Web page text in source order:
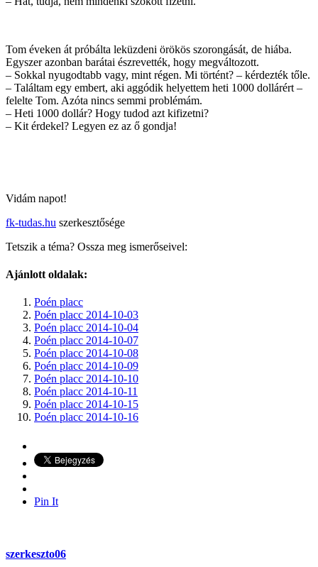
Tom éveken át próbálta leküzdeni örökös szorongását, de hiába.
Egyszer azonban barátai észrevették, hogy megváltozott.
– Sokkal nyugodtabb vagy, mint régen. Mi történt? – kérdezték tőle.
– Találtam egy embert, aki aggódik helyettem heti 1000 dollárért –
felelte Tom. Azóta nincs semmi problémám.
– Heti 1000 dollár? Hogy tudod azt kifizetni?
– Kit érdekel? Legyen ez az ő gondja!
Vidám napot!
fk-tudas.hu szerkesztősége
Tetszik a téma? Ossza meg ismerőseivel:
Ajánlott oldalak:
Poén placc
Poén placc 2014-10-03
Poén placc 2014-10-04
Poén placc 2014-10-07
Poén placc 2014-10-08
Poén placc 2014-10-09
Poén placc 2014-10-10
Poén placc 2014-10-11
Poén placc 2014-10-15
Poén placc 2014-10-16
Pin It
szerkeszto06